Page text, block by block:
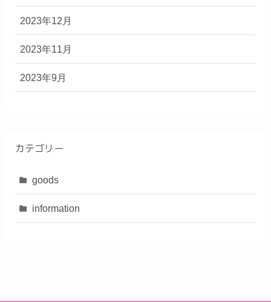
2023年12月
2023年11月
2023年9月
カテゴリー
goods
information